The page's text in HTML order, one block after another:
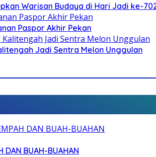
Warisan Budaya di Hari Jadi ke-
Paspor Akhir Pekan
Jadi Sentra Melon Unggulan
DAN BUAH-BUAHAN